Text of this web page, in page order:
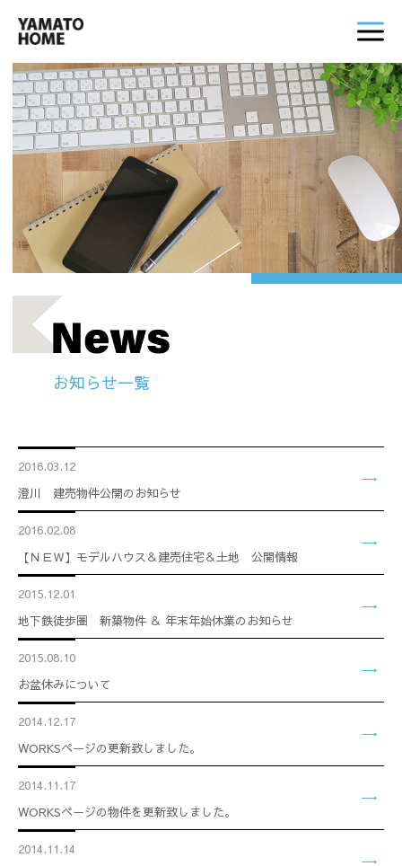
お知らせ一覧
2016.03.12
澄川 建売物件公開のお知らせ
2016.02.08
【ＮＥＷ】モデルハウス＆建売住宅＆土地 公開情報
2015.12.01
地下鉄徒歩圏 新築物件 ＆ 年末年始休業のお知らせ
2015.08.10
お盆休みについて
2014.12.17
WORKSページの更新致しました。
2014.11.17
WORKSページの物件を更新致しました。
2014.11.14